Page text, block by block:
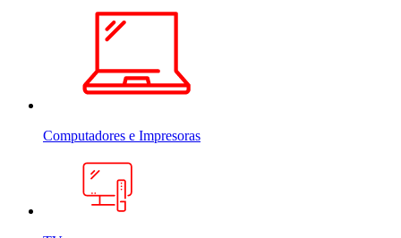
Computadores e Impresoras